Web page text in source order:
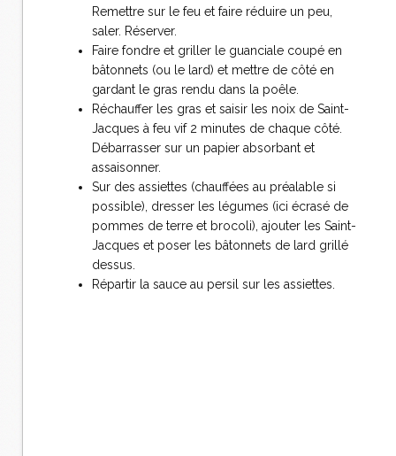
Remettre sur le feu et faire réduire un peu,
saler. Réserver.
Faire fondre et griller le guanciale coupé en
bâtonnets (ou le lard) et mettre de côté en
gardant le gras rendu dans la poêle.
Réchauffer les gras et saisir les noix de Saint-
Jacques à feu vif 2 minutes de chaque côté.
Débarrasser sur un papier absorbant et
assaisonner.
Sur des assiettes (chauffées au préalable si
possible), dresser les légumes (ici écrasé de
pommes de terre et brocoli), ajouter les Saint-
Jacques et poser les bâtonnets de lard grillé
dessus.
Répartir la sauce au persil sur les assiettes.